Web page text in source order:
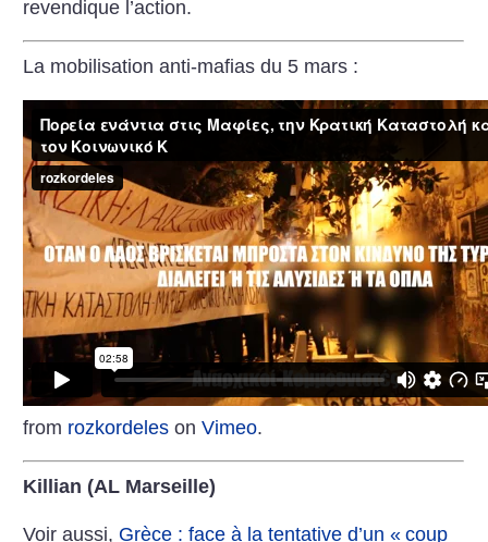
revendique l’action.
La mobilisation anti-mafias du 5 mars :
from rozkordeles onVimeo.
Killian (AL Marseille)
Voir aussi, Grèce : face à la tentative d’un « coup